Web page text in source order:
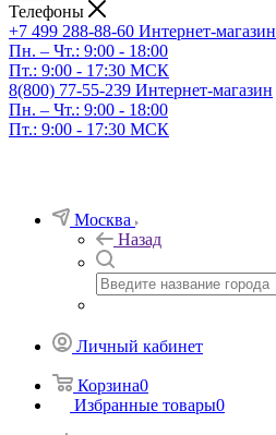
Телефоны
+7 499 288-88-60 Интернет-магазин
Пн. – Чт.: 9:00 - 18:00
Пт.: 9:00 - 17:30 МСК
8(800) 77-55-239 Интернет-магазин
Пн. – Чт.: 9:00 - 18:00
Пт.: 9:00 - 17:30 МСК
Москва
Назад
Личный кабинет
Корзина0
Избранные товары0